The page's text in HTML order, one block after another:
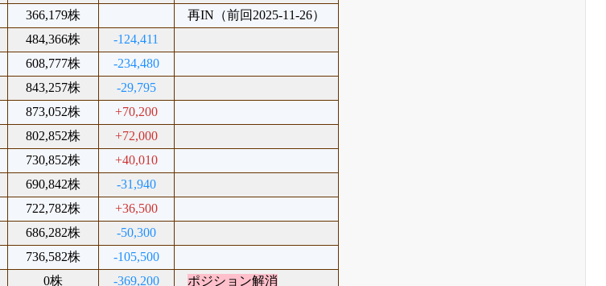
366,179株
再IN（前回2025-11-26）
484,366株
-124,411
608,777株
-234,480
843,257株
-29,795
873,052株
+70,200
802,852株
+72,000
730,852株
+40,010
690,842株
-31,940
722,782株
+36,500
686,282株
-50,300
736,582株
-105,500
0株 -369,200
ポジション解消